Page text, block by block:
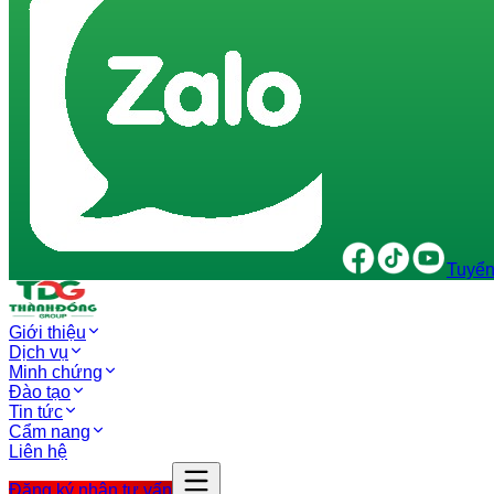
Giới thiệu
Dịch vụ
Minh chứng
Đào tạo
Tin tức
Cẩm nang
Liên hệ
Đăng ký nhận tư vấn